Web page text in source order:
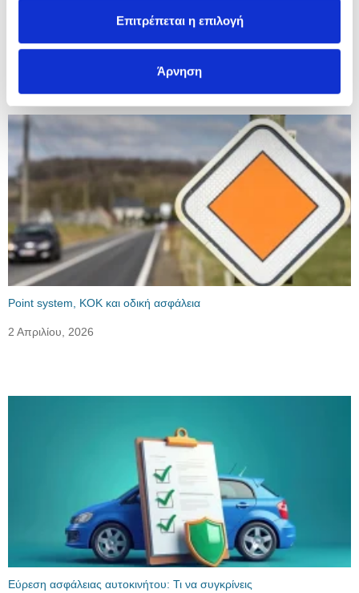
Επιτρέπεται η επιλογή
Άρνηση
Τελευταία άρθρα
Point system, ΚΟΚ και οδική ασφάλεια
2 Απριλίου, 2026
Εύρεση ασφάλειας αυτοκινήτου: Τι να συγκρίνεις